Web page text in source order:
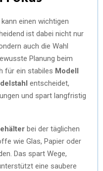
kann einen wichtigen
ist dabei nicht nur
auch die Wahl
Planung beim
für ein stabiles Modell
entscheidet,
und spart langfristig
bei der täglichen
wie Glas, Papier oder
Das spart Wege,
eine saubere